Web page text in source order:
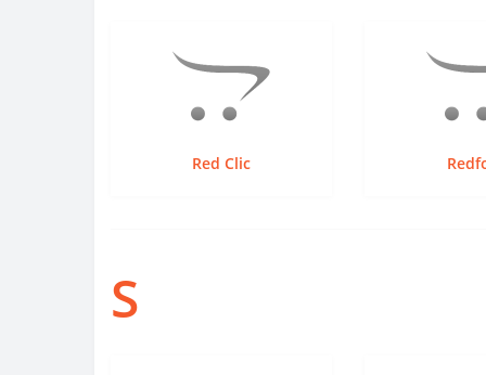
Red Clic
S